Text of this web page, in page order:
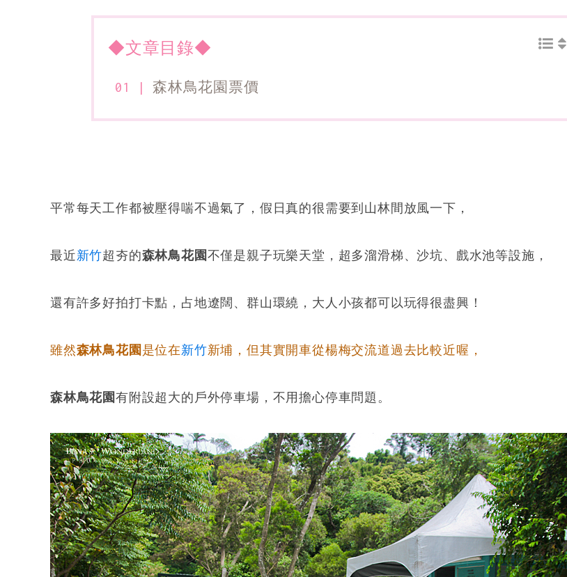
◆文章目錄◆
森林鳥花園票價
平常每天工作都被壓得喘不過氣了，假日真的很需要到山林間放風一下，
最近新竹超夯的森林鳥花園不僅是親子玩樂天堂，超多溜滑梯、沙坑、戲水池等設施，
還有許多好拍打卡點，占地遼闊、群山環繞，大人小孩都可以玩得很盡興！
雖然森林鳥花園 是位在新竹新埔，但其實開車從楊梅交流道過去比較近喔，
森林鳥花園有附設超大的戶外停車場，不用擔心停車問題。